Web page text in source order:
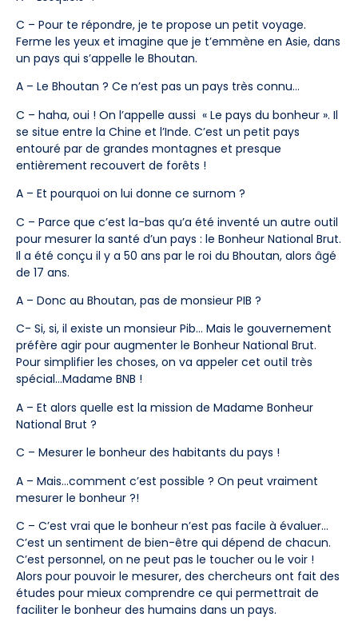
C – Pour te répondre, je te propose un petit voyage.
Ferme les yeux et imagine que je t’emmène en Asie, dans
un pays qui s’appelle le Bhoutan.
A – Le Bhoutan ? Ce n’est pas un pays très connu…
C – haha, oui ! On l’appelle aussi « Le pays du bonheur ». Il
se situe entre la Chine et l’Inde. C’est un petit pays
entouré par de grandes montagnes et presque
entièrement recouvert de forêts !
A – Et pourquoi on lui donne ce surnom ?
C – Parce que c’est la-bas qu’a été inventé un autre outil
pour mesurer la santé d’un pays : le Bonheur National Brut.
Il a été conçu il y a 50 ans par le roi du Bhoutan, alors âgé
de 17 ans.
A – Donc au Bhoutan, pas de monsieur PIB ?
C- Si, si, il existe un monsieur Pib… Mais le gouvernement
préfère agir pour augmenter le Bonheur National Brut.
Pour simplifier les choses, on va appeler cet outil très
spécial…Madame BNB !
A – Et alors quelle est la mission de Madame Bonheur
National Brut ?
C – Mesurer le bonheur des habitants du pays !
A – Mais…comment c’est possible ? On peut vraiment
mesurer le bonheur ?!
C – C’est vrai que le bonheur n’est pas facile à évaluer…
C’est un sentiment de bien-être qui dépend de chacun.
C’est personnel, on ne peut pas le toucher ou le voir !
Alors pour pouvoir le mesurer, des chercheurs ont fait des
études pour mieux comprendre ce qui permettrait de
faciliter le bonheur des humains dans un pays.